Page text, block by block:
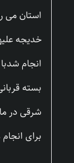
استان می
خدیجه
بسته
شرقی در
برای